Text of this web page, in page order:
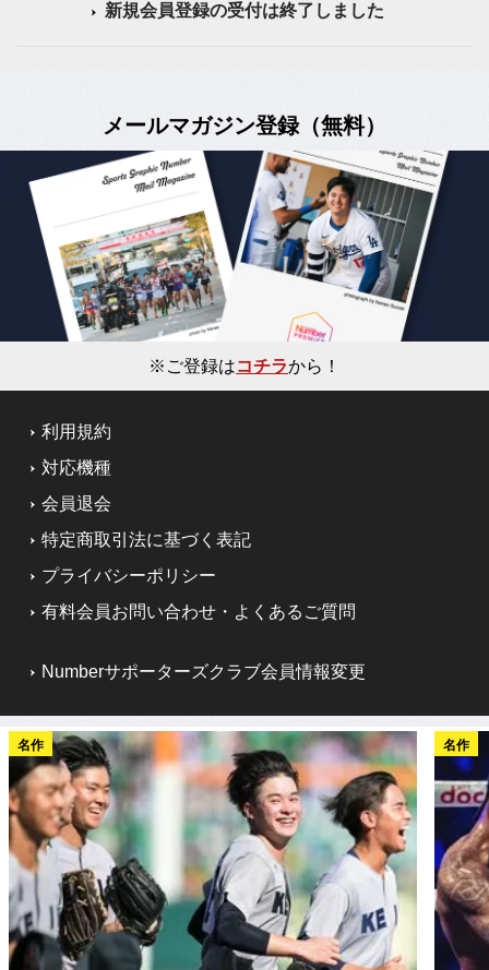
新規会員登録の受付は終了しました
メールマガジン登録（無料）
※ご登録はコチラから！
利用規約
対応機種
会員退会
特定商取引法に基づく表記
プライバシーポリシー
有料会員お問い合わせ・よくあるご質問
Numberサポーターズクラブ会員情報変更
名作 名作